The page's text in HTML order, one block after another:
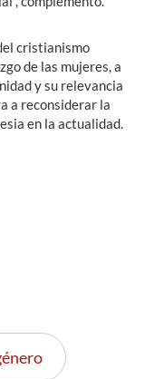
cristianismo
de las mujeres, a
y su relevancia
a reconsiderar la
en la actualidad.